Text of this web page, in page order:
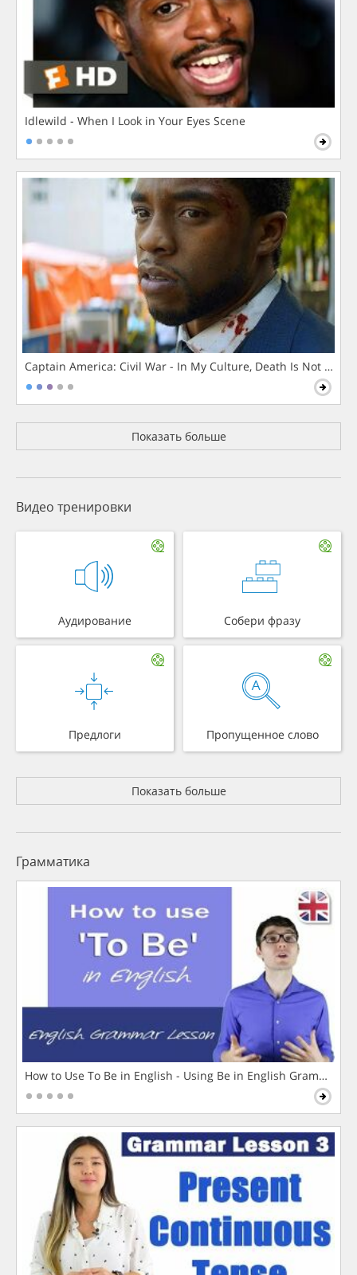
Idlewild - When I Look in Your Eyes Scene
Captain America: Civil War - In My Culture, Death Is Not The
Показать больше
Видео тренировки
Аудирование Собери фразу
Предлоги Пропущенное слово
Показать больше
Грамматика
How to Use To Be in English - Using Be in English Grammar